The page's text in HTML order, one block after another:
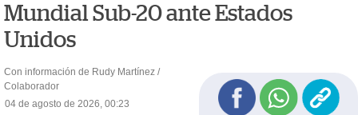
Mundial Sub-20 ante Estados
Unidos
Con información de Rudy Martínez /
Colaborador
04 de agosto de 2026, 00:23